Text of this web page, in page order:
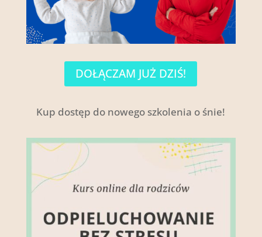
DOŁĄCZAM JUŻ DZIŚ!
Kup dostęp do nowego szkolenia o śnie!